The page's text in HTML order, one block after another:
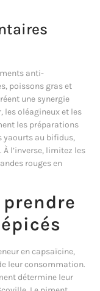
anti-
poissons gras et
une synergie
les oléagineux et les
les préparations
yaourts au bifidus,
l’inverse, limitez les
rouges en
en capsaïcine,
leur consommation.
détermine leur